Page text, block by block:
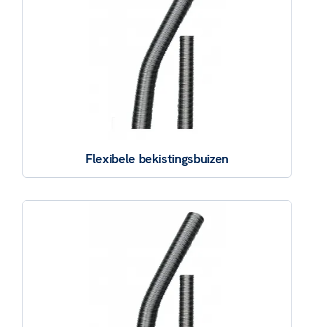
Flexibele bekistingsbuizen